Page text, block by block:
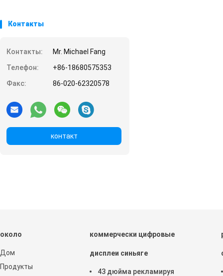
Контакты
Контакты:
Mr. Michael Fang
Телефон:
+86-18680575353
Факс:
86-020-62320578
контакт
около
Дом
Продукты
коммерчески цифровые
дисплеи синьяге
43 дюйма рекламируя